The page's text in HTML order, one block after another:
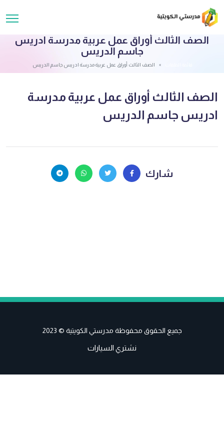
الصف الثالث أوراق عمل عربية مدرسة ادريس
جاسم الدريس
الصف الثالث أوراق عمل عربية مدرسة ادريس جاسم الدريس
الصف الثالث أوراق عمل عربية مدرسة
ادريس جاسم الدريس
شارك
جميع الحقوق محفوظة مدرستي الكويتية © 2023
نشتري السيارات